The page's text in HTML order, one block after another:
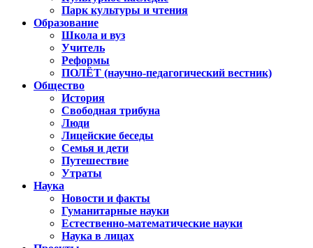
Парк культуры и чтения
Образование
Школа и вуз
Учитель
Реформы
ПОЛЁТ (научно-педагогический вестник)
Общество
История
Свободная трибуна
Люди
Лицейские беседы
Семья и дети
Путешествие
Утраты
Наука
Новости и факты
Гуманитарные науки
Естественно-математические науки
Наука в лицах